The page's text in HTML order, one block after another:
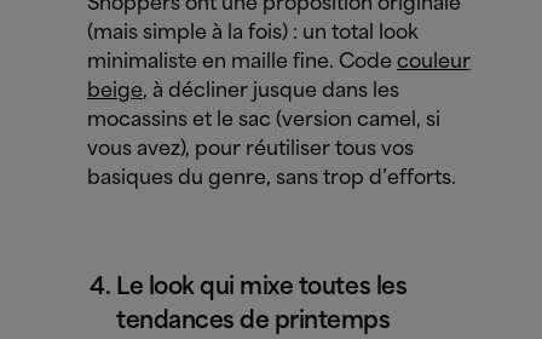
Shoppers ont une proposition originale
(mais simple à la fois) : un total look
minimaliste en maille fine. Code couleur
beige, à décliner jusque dans les
mocassins et le sac (version camel, si
vous avez), pour réutiliser tous vos
basiques du genre, sans trop d’efforts.
Le look qui mixe toutes les
tendances de printemps